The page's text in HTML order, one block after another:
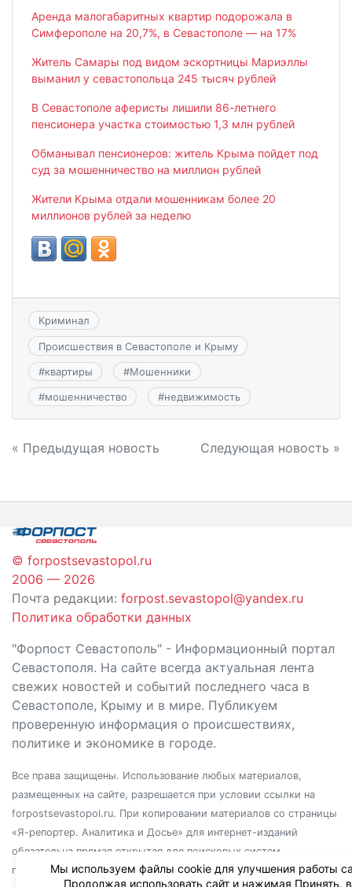
Аренда малогабаритных квартир подорожала в
Симферополе на 20,7%, в Севастополе — на 17%
Житель Самары под видом эскортницы Мариэллы
выманил у севастопольца 245 тысяч рублей
В Севастополе аферисты лишили 86-летнего
пенсионера участка стоимостью 1,3 млн рублей
Обманывал пенсионеров: житель Крыма пойдет под
суд за мошенничество на миллион рублей
Жители Крыма отдали мошенникам более 20
миллионов рублей за неделю
Криминал
Происшествия в Севастополе и Крыму
#квартиры #Мошенники
#мошенничество #недвижимость
Навигация
записям
« Предыдущая новость Следующая новость »
© forpostsevastopol.ru
2006 — 2026
Почта редакции: forpost.sevastopol@yandex.ru
Политика обработки данных
"Форпост Севастополь" - Информационный портал
Севастополя. На сайте всегда актуальная лента
свежих новостей и событий последнего часа в
Севастополе, Крыму и в мире. Публикуем
проверенную информация о происшествиях,
политике и экономике в городе.
Все права защищены. Использование любых материалов,
размещенных на сайте, разрешается при условии ссылки на
forpostsevastopol.ru. При копировании материалов со страницы
«Я-репортер. Аналитика и Досье» для интернет-изданий
обязательна прямая открытая для поисковых систем
гиперссылка. Независимо от полного или частичного
Мы используем файлы cookie для улучшения работы
Продолжая использовать сайт и нажимая Принять,